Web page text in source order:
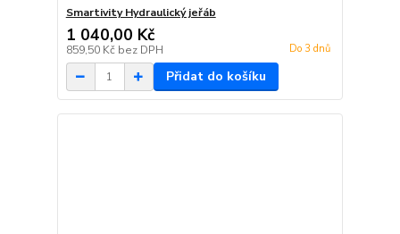
Smartivity Hydraulický jeřáb
1 040,00 Kč
859,50 Kč bez DPH Do 3 dnů
Přidat do košíku